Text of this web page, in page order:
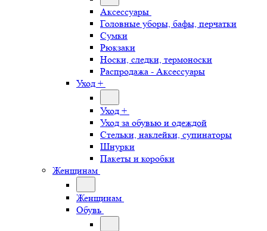
Аксессуары
Головные уборы, бафы, перчатки
Сумки
Рюкзаки
Носки, следки, термоноски
Распродажа - Аксессуары
Уход +
Уход +
Уход за обувью и одеждой
Стельки, наклейки, супинаторы
Шнурки
Пакеты и коробки
Женщинам
Женщинам
Обувь